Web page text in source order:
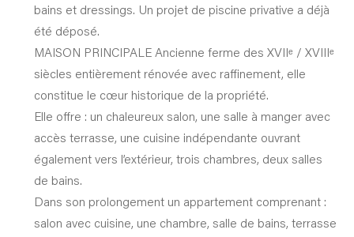
bains et dressings. Un projet de piscine privative a déjà
été déposé.
MAISON PRINCIPALE Ancienne ferme des XVIIᵉ / XVIIIᵉ
siècles entièrement rénovée avec raffinement, elle
constitue le cœur historique de la propriété.
Elle offre : un chaleureux salon, une salle à manger avec
accès terrasse, une cuisine indépendante ouvrant
également vers l’extérieur, trois chambres, deux salles
de bains.
Dans son prolongement un appartement comprenant :
salon avec cuisine, une chambre, salle de bains, terrasse